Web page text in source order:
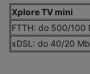
Xplore TV mini
FTTH: do 500/100
xDSL: do 40/20